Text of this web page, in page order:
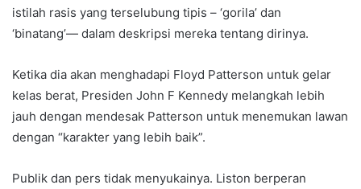
istilah rasis yang terselubung tipis – ‘gorila’ dan
‘binatang’— dalam deskripsi mereka tentang dirinya.
Ketika dia akan menghadapi Floyd Patterson untuk gelar
kelas berat, Presiden John F Kennedy melangkah lebih
jauh dengan mendesak Patterson untuk menemukan lawan
dengan “karakter yang lebih baik”.
Publik dan pers tidak menyukainya. Liston berperan